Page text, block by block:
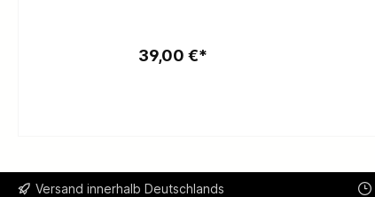
39,00 €*
In den Warenkorb
Versand innerhalb Deutschlands